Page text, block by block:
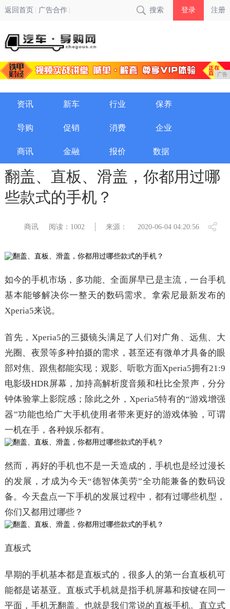
返回首页 广告合作 搜索 登录 注册
广告
资讯 新车 行业 保养
导购 促销 消费 企业
商讯 金融 报价 数据
翻盖、直板、滑盖，你都用过哪
些款式的手机？
商讯 阅读：1002 来源： 2020-06-04 04:20:56
如今的手机市场，多功能、全面屏早已是主流，一台手机
基本能够解决你一整天的数码需求。拿索尼最新发布的
Xperia5来说。
首先，Xperia5的三摄镜头满足了人们对广角、远焦、大
光圈、夜景等多种拍摄的需求，甚至还有微单才具备的眼
部对焦、跟焦都能实现；观影、听歌方面Xperia5拥有21:9
电影级HDR屏幕，加持高解析度音频和杜比全景声，分分
钟体验掌上影院感；除此之外，Xperia5特有的“游戏增强
器”功能也给广大手机使用者带来更好的游戏体验，可谓
一机在手，各种娱乐都有。
然而，再好的手机也不是一天造成的，手机也是经过漫长
的发展，才成为今天“德智体美劳”全功能兼备的数码设
备。今天盘点一下手机的发展过程中，都有过哪些机型，
你们又都用过哪些？
直板式
早期的手机基本都是直板式的，很多人的第一台直板机可
能都是诺基亚。直板式手机就是指手机屏幕和按键在同一
平面，手机无翻盖。也就是我们常说的直板手机。直立式